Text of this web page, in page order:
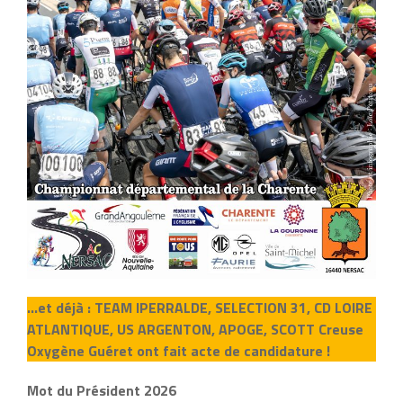
…et déjà : TEAM IPERRALDE, SELECTION 31, CD LOIRE
ATLANTIQUE, US ARGENTON, APOGE, SCOTT Creuse
Oxygène Guéret ont fait acte de candidature !
Mot du Président 2026